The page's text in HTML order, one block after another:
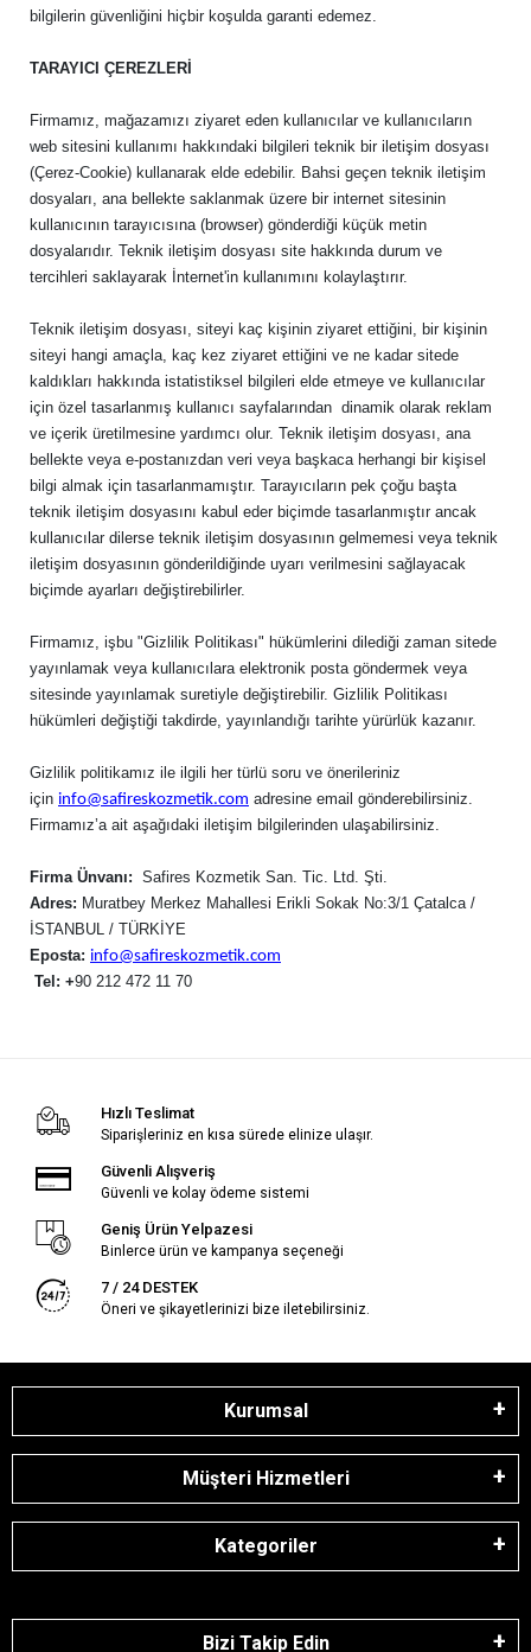
bilgilerin güvenliğini hiçbir koşulda garanti edemez.
TARAYICI ÇEREZLERİ
Firmamız, mağazamızı ziyaret eden kullanıcılar ve kullanıcıların
web sitesini kullanımı hakkındaki bilgileri teknik bir iletişim dosyası
(Çerez-Cookie) kullanarak elde edebilir. Bahsi geçen teknik iletişim
dosyaları, ana bellekte saklanmak üzere bir internet sitesinin
kullanıcının tarayıcısına (browser) gönderdiği küçük metin
dosyalarıdır. Teknik iletişim dosyası site hakkında durum ve
tercihleri saklayarak İnternet'in kullanımını kolaylaştırır.
Teknik iletişim dosyası, siteyi kaç kişinin ziyaret ettiğini, bir kişinin
siteyi hangi amaçla, kaç kez ziyaret ettiğini ve ne kadar sitede
kaldıkları hakkında istatistiksel bilgileri elde etmeye ve kullanıcılar
için özel tasarlanmış kullanıcı sayfalarından dinamik olarak reklam
ve içerik üretilmesine yardımcı olur. Teknik iletişim dosyası, ana
bellekte veya e-postanızdan veri veya başkaca herhangi bir kişisel
bilgi almak için tasarlanmamıştır. Tarayıcıların pek çoğu başta
teknik iletişim dosyasını kabul eder biçimde tasarlanmıştır ancak
kullanıcılar dilerse teknik iletişim dosyasının gelmemesi veya teknik
iletişim dosyasının gönderildiğinde uyarı verilmesini sağlayacak
biçimde ayarları değiştirebilirler.
Firmamız, işbu "Gizlilik Politikası" hükümlerini dilediği zaman sitede
yayınlamak veya kullanıcılara elektronik posta göndermek veya
sitesinde yayınlamak suretiyle değiştirebilir. Gizlilik Politikası
hükümleri değiştiği takdirde, yayınlandığı tarihte yürürlük kazanır.
Gizlilik politikamız ile ilgili her türlü soru ve önerileriniz
için info@safireskozmetik.com adresine email gönderebilirsiniz.
Firmamız’a ait aşağıdaki iletişim bilgilerinden ulaşabilirsiniz.
Firma Ünvanı: Safires Kozmetik San. Tic. Ltd. Şti.
Adres: Muratbey Merkez Mahallesi Erikli Sokak No:3/1 Çatalca /
İSTANBUL / TÜRKİYE
Eposta: info@safireskozmetik.com
Tel: +90 212 472 11 70
Hızlı Teslimat
Siparişleriniz en kısa sürede elinize ulaşır.
Güvenli Alışveriş
Güvenli ve kolay ödeme sistemi
Geniş Ürün Yelpazesi
Binlerce ürün ve kampanya seçeneği
7 / 24 DESTEK
Öneri ve şikayetlerinizi bize iletebilirsiniz.
Kurumsal
Müşteri Hizmetleri
Kategoriler
Bizi Takip Edin